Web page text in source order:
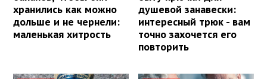
хранились как можно
дольше и не чернели:
маленькая хитрость
душевой занавески:
интересный трюк - вам
точно захочется его
повторить